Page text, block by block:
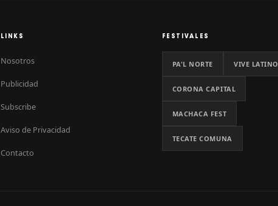
LINKS
Nosotros
Publicidad
Subscribe
Aviso de Privacidad
Contacto
FESTIVALES
PA'L NORTE VIVE LATINO
CORONA CAPITAL
MACHACA FEST
TECATE COMUNA